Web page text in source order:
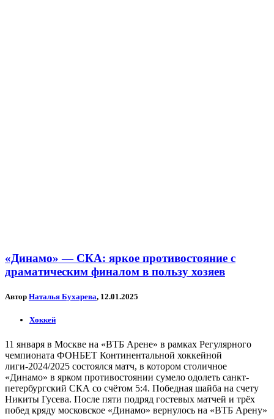
«Динамо» — СКА: яркое противостояние с
драматическим финалом в пользу хозяев
Автор Наталья Бухарева, 12.01.2025
Хоккей
11 января в Москве на «ВТБ Арене» в рамках Регулярного
чемпионата ФОНБЕТ Континентальной хоккейной
лиги-2024/2025 состоялся матч, в котором столичное
«Динамо» в ярком противостоянии сумело одолеть санкт-
петербургский СКА со счётом 5:4. Победная шайба на счету
Никиты Гусева. После пяти подряд гостевых матчей и трёх
побед кряду московское «Динамо» вернулось на «ВТБ Арену»